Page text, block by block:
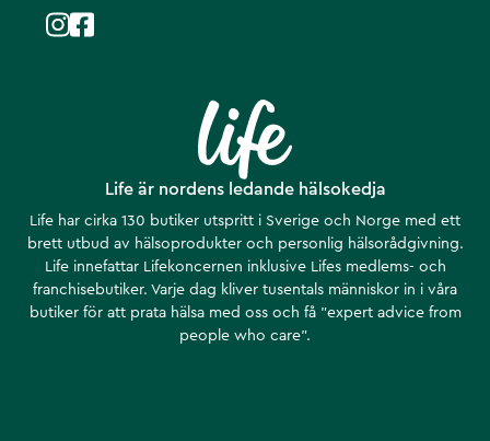
Life är nordens ledande hälsokedja
Life har cirka 130 butiker utspritt i Sverige och Norge med ett
brett utbud av hälsoprodukter och personlig hälsorådgivning.
Life innefattar Lifekoncernen inklusive Lifes medlems- och
franchisebutiker. Varje dag kliver tusentals människor in i våra
butiker för att prata hälsa med oss och få ”expert advice from
people who care”.